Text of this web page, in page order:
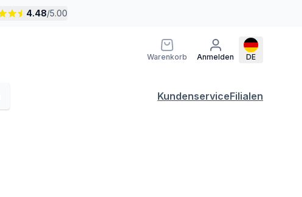
4.48/5.00
Warenkorb Anmelden DE
KundenserviceFilialen